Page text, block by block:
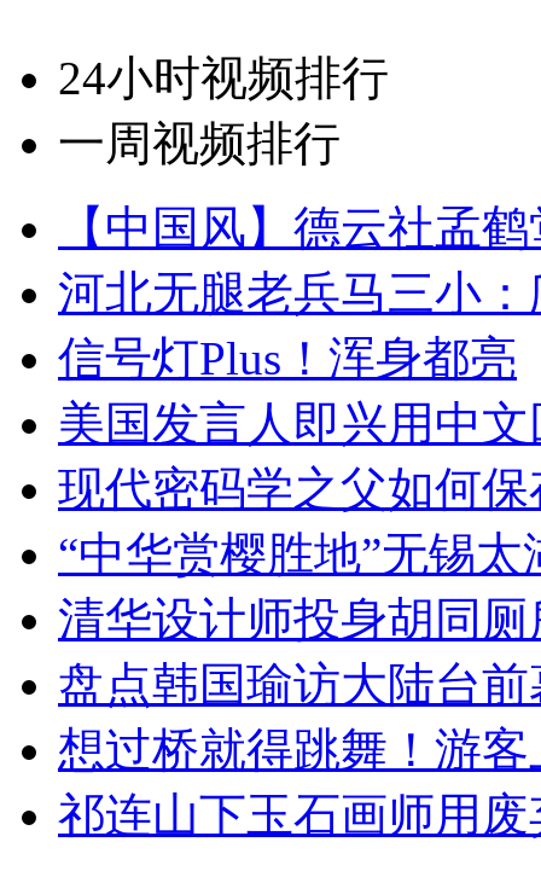
24小时视频排行
一周视频排行
【中国风】德云社孟
河北无腿老兵马三小
信号灯Plus！浑身都亮
美国发言人即兴用中
现代密码学之父如何
“中华赏樱胜地”无锡
清华设计师投身胡同
盘点韩国瑜访大陆台
想过桥就得跳舞！游客
祁连山下玉石画师用